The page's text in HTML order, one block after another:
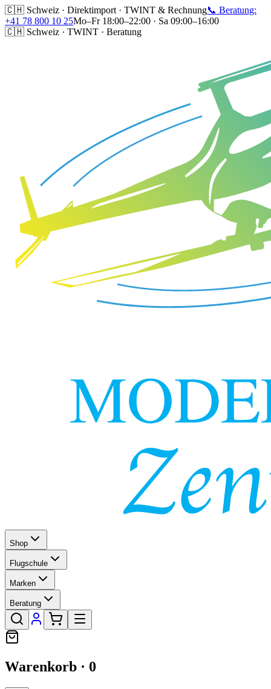
🇨🇭 Schweiz · Direktimport · TWINT & Rechnung📞 Beratung:
+41 78 800 10 25Mo–Fr 18:00–22:00 · Sa 09:00–16:00
🇨🇭 Schweiz · TWINT · Beratung
Shop
Flugschule
Marken
Beratung
Warenkorb · 0